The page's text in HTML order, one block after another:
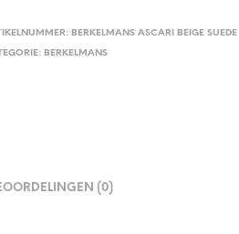
BERKELMANS ASCARI BEIGE SUEDE
BERKELMANS
(0)